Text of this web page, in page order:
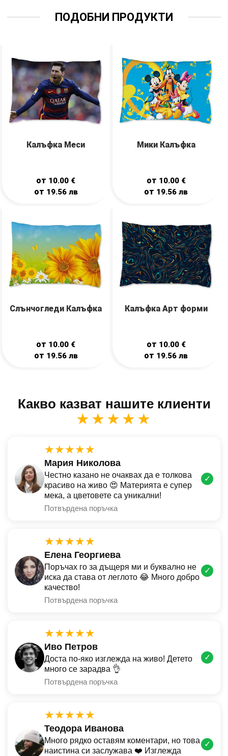
ПОДОБНИ ПРОДУКТИ
Калъфка Меси
от 10.00 €
от 19.56 лв
Мики Калъфка
от 10.00 €
от 19.56лв
Слънчогледи Калъфка
от 10.00 €
от 19.56 лв
Калъфка Арт форми
от 10.00 €
от 19.56лв
Какво казват нашите клиенти
★★★★★
★★★★★
Мария Николова
Честно казано не очаквах да е толкова
красиво на живо 😍 Материята е супер
мека, а цветовете са уникални!
Потвърдена поръчка
✓
★★★★★
Елена Георгиева
Поръчах го за дъщеря ми и буквално не
иска да става от леглото 😂 Много добро
качество!
Потвърдена поръчка
✓
★★★★★
Иво Петров
Доста по-яко изглежда на живо! Детето
много се зарадва 👌
Потвърдена поръчка
✓
★★★★★
Теодора Иванова
Много рядко оставям коментари, но това
наистина си заслужава ❤️ Изглежда
✓